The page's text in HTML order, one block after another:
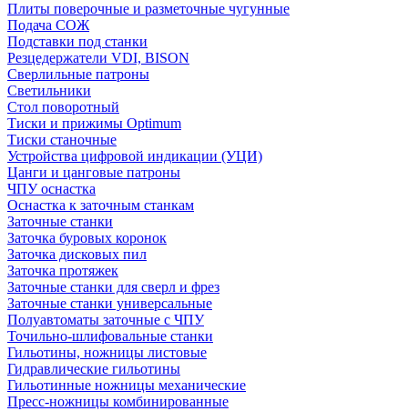
Плиты поверочные и разметочные чугунные
Подача СОЖ
Подставки под станки
Резцедержатели VDI, BISON
Сверлильные патроны
Светильники
Стол поворотный
Тиски и прижимы Optimum
Тиски станочные
Устройства цифровой индикации (УЦИ)
Цанги и цанговые патроны
ЧПУ оснастка
Оснастка к заточным станкам
Заточные станки
Заточка буровых коронок
Заточка дисковых пил
Заточка протяжек
Заточные станки для сверл и фрез
Заточные станки универсальные
Полуавтоматы заточные с ЧПУ
Точильно-шлифовальные станки
Гильотины, ножницы листовые
Гидравлические гильотины
Гильотинные ножницы механические
Пресс-ножницы комбинированные